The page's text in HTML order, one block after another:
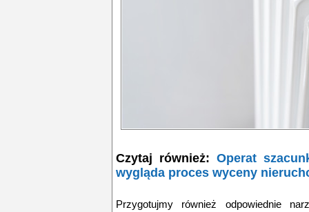
Czytaj również: Operat
wygląda proces wyceny
Przygotujmy również odpowiednie